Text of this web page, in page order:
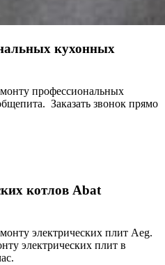
кухонных
профессиональных
Заказать звонок прямо
котлов Abat
электрических плит Aeg.
электрических плит в